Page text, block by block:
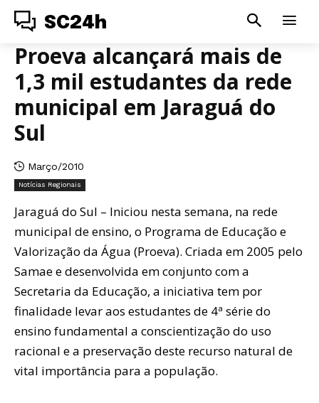
SC24h
Proeva alcançará mais de
1,3 mil estudantes da rede
municipal em Jaraguá do
Sul
Março/2010
Notícias Regionais
Jaraguá do Sul – Iniciou nesta semana, na rede
municipal de ensino, o Programa de Educação e
Valorização da Água (Proeva). Criada em 2005 pelo
Samae e desenvolvida em conjunto com a
Secretaria da Educação, a iniciativa tem por
finalidade levar aos estudantes de 4ª série do
ensino fundamental a conscientização do uso
racional e a preservação deste recurso natural de
vital importância para a população.